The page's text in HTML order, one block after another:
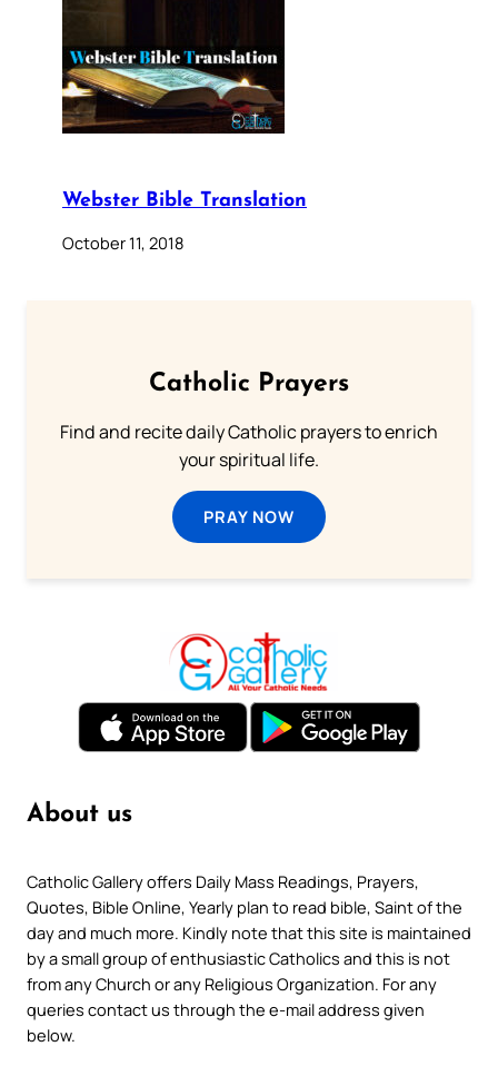
Webster Bible Translation
October 11, 2018
Catholic Prayers
Find and recite daily Catholic prayers to enrich
your spiritual life.
PRAY NOW
About us
Catholic Gallery offers Daily Mass Readings, Prayers,
Quotes, Bible Online, Yearly plan to read bible, Saint of the
day and much more. Kindly note that this site is maintained
by a small group of enthusiastic Catholics and this is not
from any Church or any Religious Organization. For any
queries contact us through the e-mail address given
below.